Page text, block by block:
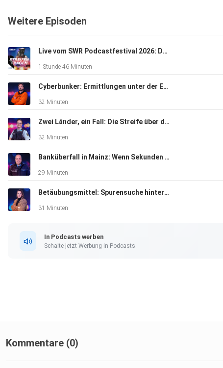
was Extremsituationen mit denen machen, die helfen. Unser
https://www.ardaudiothek.de/sendung/dlf-doku-serien/
Weitere Episoden
Live vom SWR Podcastfestival 2026: Das bringt einen Phantombildzeichner zum Weinen
1 Stunde 46 Minuten
Cyberbunker: Ermittlungen unter der Erde
32 Minuten
Zwei Länder, ein Fall: Die Streife über den Rhein
32 Minuten
Banküberfall in Mainz: Wenn Sekunden entscheiden
29 Minuten
Betäubungsmittel: Spurensuche hinter den Kulissen
31 Minuten
In Podcasts werben
Schalte jetzt Werbung in Podcasts.
Kommentare (0)